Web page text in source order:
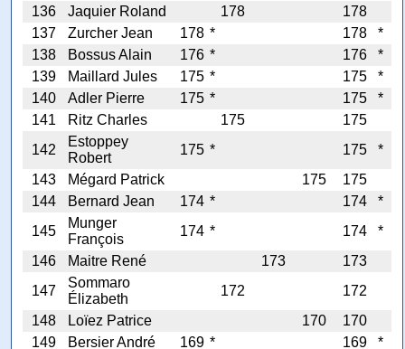
136
Jaquier Roland 178
178
137
Zurcher Jean 178 * 178
*
138
Bossus Alain 176 * 176
*
139
Maillard Jules 175 * 175
*
140
Adler Pierre 175 * 175
*
141
Ritz Charles 175
175
142
Estoppey
Robert
175 * 175
*
143
Mégard Patrick 175
175
144
Bernard Jean 174 * 174
*
145
Munger
François
174 * 174
*
146
Maitre René 173
173
147
Sommaro
Élizabeth
172
172
148
Loïez Patrice 170
170
149
Bersier André 169 * 169
*